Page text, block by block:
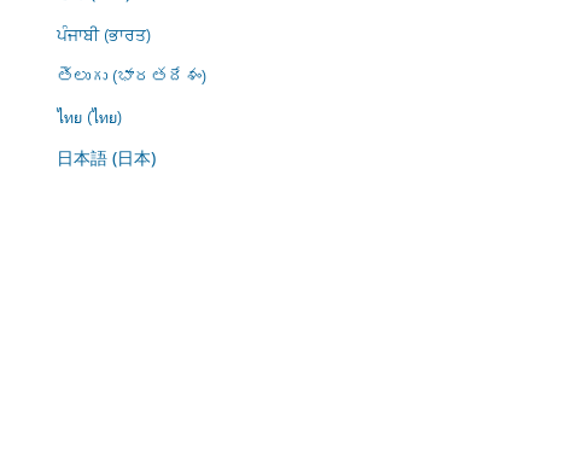
ਪੰਜਾਬੀ (ਭਾਰਤ)
తెలుగు (భారతదేశం)
ไทย (ไทย)
日本語 (日本)